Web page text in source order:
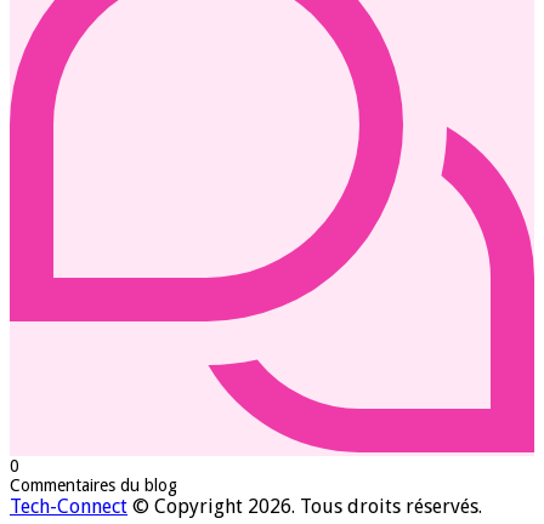
0
Commentaires du blog
Tech-Connect © Copyright 2026. Tous droits réservés.